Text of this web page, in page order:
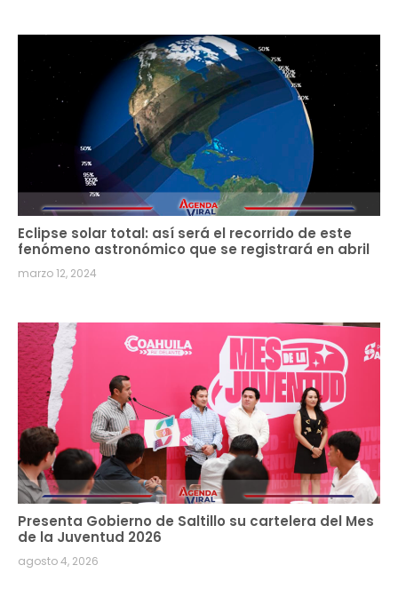
Eclipse solar total: así será el recorrido de este
fenómeno astronómico que se registrará en abril
marzo 12, 2024
Presenta Gobierno de Saltillo su cartelera del Mes
de la Juventud 2026
agosto 4, 2026